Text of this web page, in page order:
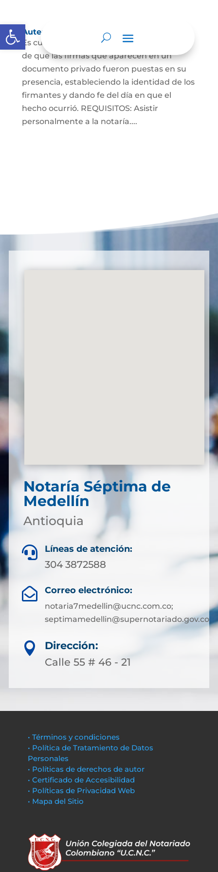
Abrir barra de herramientas
Autenticaciones
Es cuando el notario da testimonio escrito
de que las firmas que aparecen en un
documento privado fueron puestas en su
presencia, estableciendo la identidad de los
firmantes y dando fe del día en que el
hecho ocurrió. REQUISITOS: Asistir
personalmente a la notaría....
Notaría Séptima de
Medellín
Antioquia
 Líneas de atención:
304 3872588
 Correo electrónico:
notaria7medellin@ucnc.com.co;
septimamedellin@supernotariado.gov.co

Dirección:
Calle 55 # 46 - 21
• Términos y condiciones
• Política de Tratamiento de Datos
Personales
• Políticas de derechos de autor
• Certificado de Accesibilidad
• Políticas de Privacidad Web
• Mapa del Sitio